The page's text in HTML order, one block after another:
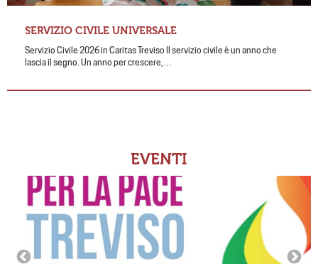
SERVIZIO CIVILE UNIVERSALE
Servizio Civile 2026 in Caritas Treviso Il servizio civile è un anno che
lascia il segno. Un anno per crescere,…
EVENTI